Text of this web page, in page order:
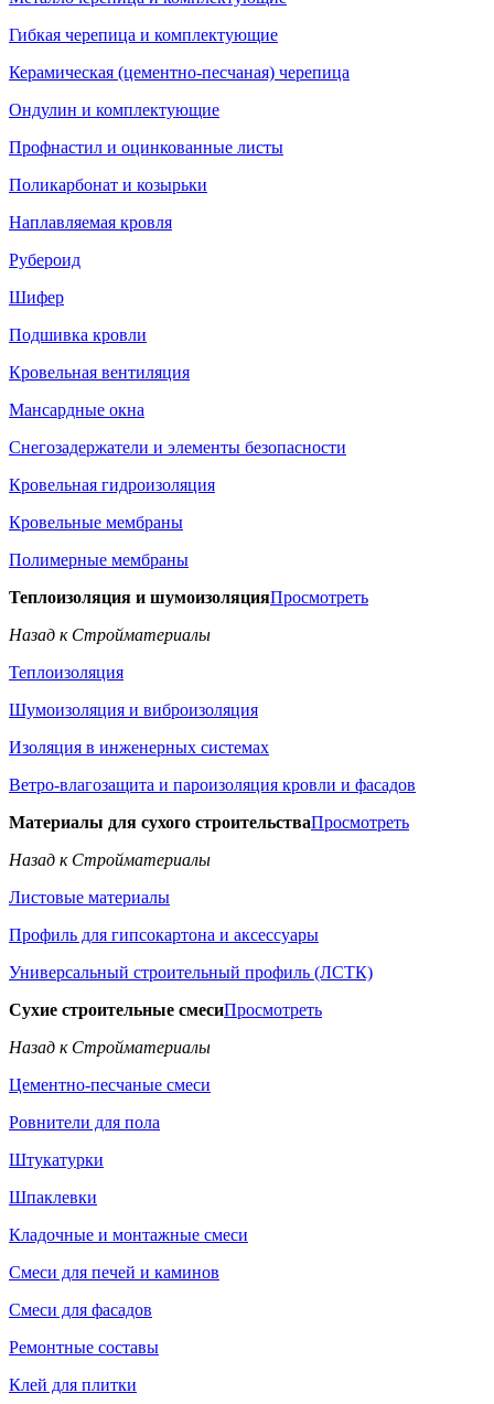
Гибкая черепица и комплектующие
Керамическая (цементно-песчаная) черепица
Ондулин и комплектующие
Профнастил и оцинкованные листы
Поликарбонат и козырьки
Наплавляемая кровля
Рубероид
Шифер
Подшивка кровли
Кровельная вентиляция
Мансардные окна
Снегозадержатели и элементы безопасности
Кровельная гидроизоляция
Кровельные мембраны
Полимерные мембраны
Теплоизоляция и шумоизоляцияПросмотреть
Назад к Стройматериалы
Теплоизоляция
Шумоизоляция и виброизоляция
Изоляция в инженерных системах
Ветро-влагозащита и пароизоляция кровли и фасадов
Материалы для сухого строительстваПросмотреть
Назад к Стройматериалы
Листовые материалы
Профиль для гипсокартона и аксессуары
Универсальный строительный профиль (ЛСТК)
Сухие строительные смесиПросмотреть
Назад к Стройматериалы
Цементно-песчаные смеси
Ровнители для пола
Штукатурки
Шпаклевки
Кладочные и монтажные смеси
Смеси для печей и каминов
Смеси для фасадов
Ремонтные составы
Клей для плитки